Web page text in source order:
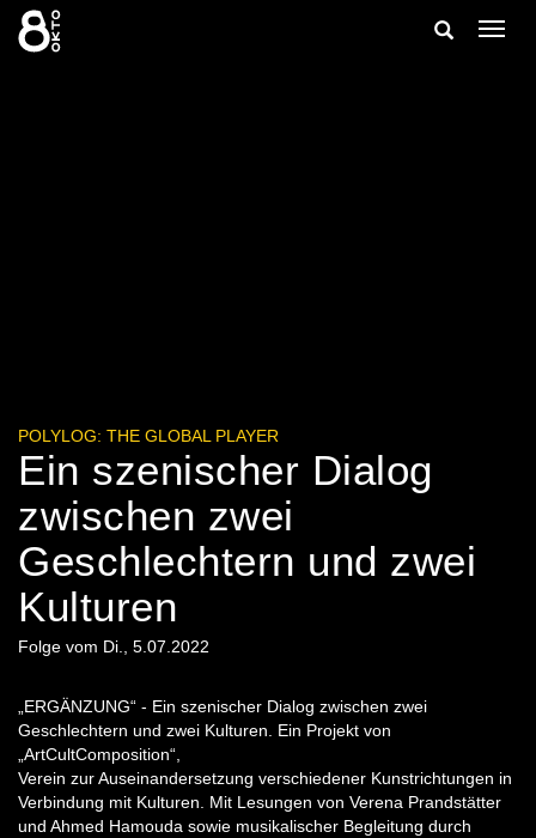
Zum
Inhalt
springen
Suche
POLYLOG: THE GLOBAL PLAYER
Ein szenischer Dialog
zwischen zwei
Geschlechtern und zwei
Kulturen
Folge vom Di., 5.07.2022
„ERGÄNZUNG“ - Ein szenischer Dialog zwischen zwei
Geschlechtern und zwei Kulturen. Ein Projekt von
„ArtCultComposition“,
Verein zur Auseinandersetzung verschiedener Kunstrichtungen in
Verbindung mit Kulturen. Mit Lesungen von Verena Prandstätter
und Ahmed Hamouda sowie musikalischer Begleitung durch